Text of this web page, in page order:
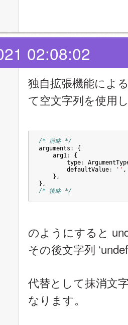
02:08:02
独自拡張機能によ
て空文字列を使用
/* 前略 */
arguments :
{
arg1 :
{
type :
defaultValue : '' ,
},
},
/* 後略 */
のようにすると
その後文字列
代替として抹消文
なります。